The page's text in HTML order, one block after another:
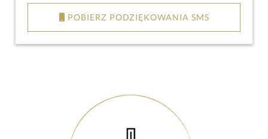
POBIERZ PODZIĘKOWANIA SMS